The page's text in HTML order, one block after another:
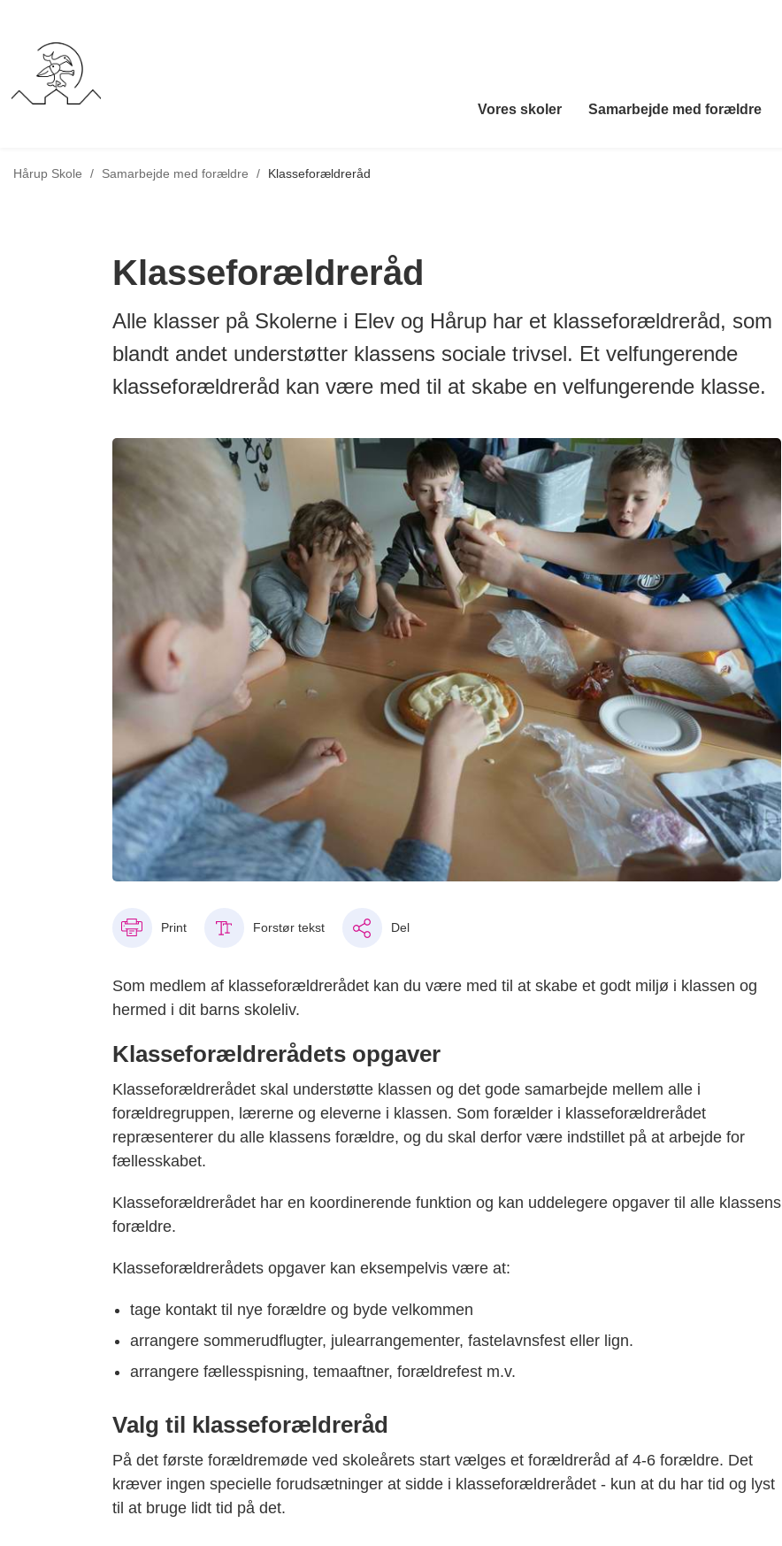
Vores skoler Samarbejde med forældre
Hårup Skole / Tilbage til
Samarbejde med forældre / Klasseforældreråd
Klasseforældreråd
Alle klasser på Skolerne i Elev og Hårup har et klasseforældreråd, som
blandt andet understøtter klassens sociale trivsel. Et velfungerende
klasseforældreråd kan være med til at skabe en velfungerende klasse.
Print Forstør tekst Del
Som medlem af klasseforældrerådet kan du være med til at skabe et godt miljø i klassen og
hermed i dit barns skoleliv.
Klasseforældrerådets opgaver
Klasseforældrerådet skal understøtte klassen og det gode samarbejde mellem alle i
forældregruppen, lærerne og eleverne i klassen. Som forælder i klasseforældrerådet
repræsenterer du alle klassens forældre, og du skal derfor være indstillet på at arbejde for
fællesskabet.
Klasseforældrerådet har en koordinerende funktion og kan uddelegere opgaver til alle klassens
forældre.
Klasseforældrerådets opgaver kan eksempelvisvære at:
tage kontakt til nye forældre og byde velkommen
arrangere sommerudflugter, julearrangementer, fastelavnsfest eller lign.
arrangere fællesspisning, temaaftner, forældrefest m.v.
Valg til klasseforældreråd
På det første forældremøde ved skoleårets start vælges et forældreråd af 4-6 forældre. Det
kræver ingen specielle forudsætninger at sidde i klasseforældrerådet - kun at du har tid og lyst
til at bruge lidt tid på det.